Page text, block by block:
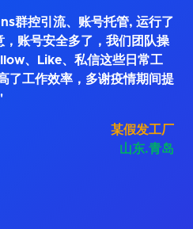
群控引流、账号托管, 运行了
账号安全多了，我们团队操
、Like、私信这些日常工
了工作效率，多谢疫情期间提
某假发工厂
山东.青岛